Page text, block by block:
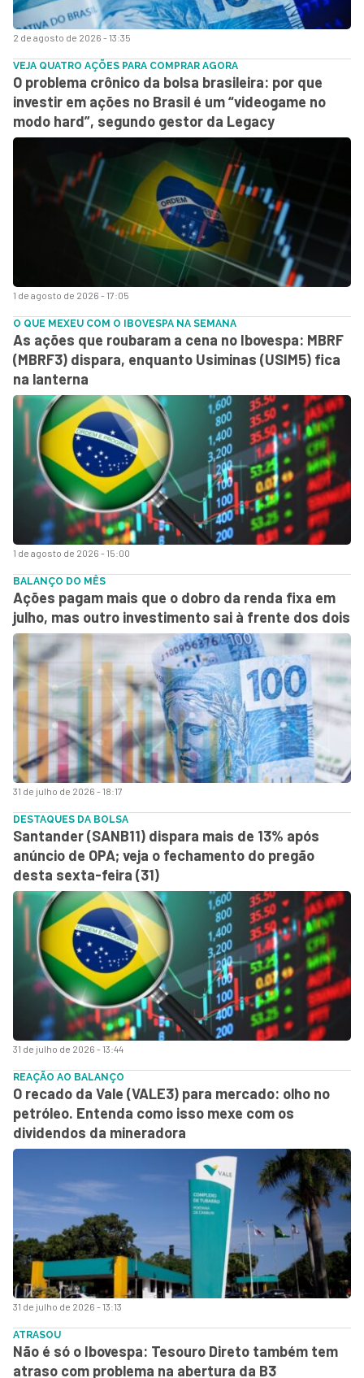
2 de agosto de 2026 - 13:35
1 de agosto de 2026 - 17:05
VEJA QUATRO AÇÕES PARA COMPRAR AGORA
O problema crônico da bolsa brasileira: por que
investir em ações no Brasil é um “videogame no
modo hard”, segundo gestor da Legacy
1 de agosto de 2026 - 15:00
O QUE MEXEU COM O IBOVESPA NA SEMANA
As ações que roubaram a cena no Ibovespa: MBRF
(MBRF3) dispara, enquanto Usiminas (USIM5) fica
na lanterna
31 de julho de 2026 - 18:17
BALANÇO DO MÊS
Ações pagam mais que o dobro da renda fixa em
julho, mas outro investimento sai à frente dos dois
31 de julho de 2026 - 13:44
DESTAQUES DA BOLSA
Santander (SANB11) dispara mais de 13% após
anúncio de OPA; veja o fechamento do pregão
desta sexta-feira (31)
31 de julho de 2026 - 13:13
REAÇÃO AO BALANÇO
O recado da Vale (VALE3) para mercado: olho no
petróleo. Entenda como isso mexe com os
dividendos da mineradora
ATRASOU
Não é só o Ibovespa: Tesouro Direto também tem
atraso com problema na abertura da B3